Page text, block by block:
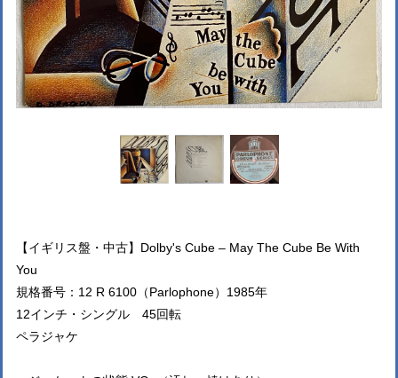
【イギリス盤・中古】Dolby's Cube – May The Cube Be With
You
規格番号：12 R 6100（Parlophone）1985年
12インチ・シングル 45回転
ペラジャケ